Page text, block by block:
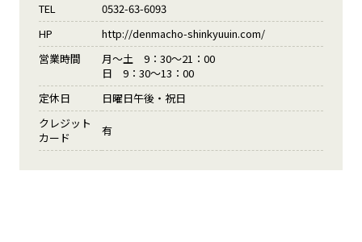
TEL
0532-63-6093
HP
http://denmacho-shinkyuuin.com/
営業時間
月～土 9：30～21：00
日 9：30～13：00
定休日
日曜日午後・祝日
クレジット
カード
有